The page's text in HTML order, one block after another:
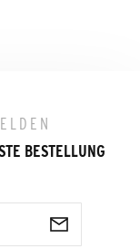
BESTELLUNG